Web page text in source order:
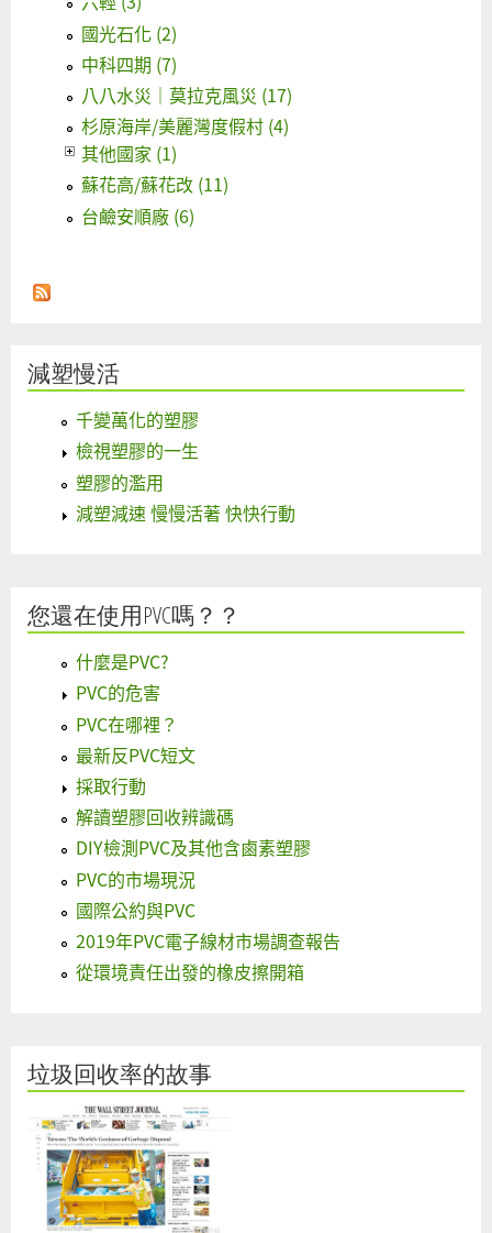
國光石化 (2)
中科四期 (7)
八八水災｜莫拉克風災 (17)
杉原海岸/美麗灣度假村 (4)
其他國家 (1)
蘇花高/蘇花改 (11)
台鹼安順廠 (6)
減塑慢活
千變萬化的塑膠
檢視塑膠的一生
塑膠的濫用
減塑減速 慢慢活著 快快行動
您還在使用PVC嗎？？
什麼是PVC?
PVC的危害
PVC在哪裡？
最新反PVC短文
採取行動
解讀塑膠回收辨識碼
DIY檢測PVC及其他含鹵素塑膠
PVC的市場現況
國際公約與PVC
2019年PVC電子線材市場調查報告
從環境責任出發的橡皮擦開箱
垃圾回收率的故事